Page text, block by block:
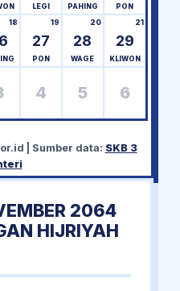
LEGI PAHING PON
18
27
19
PON
28
20
WAGE
29
21
KLIWON
4 5 6
| Sumber data: SKB 3
2064
HIJRIYAH